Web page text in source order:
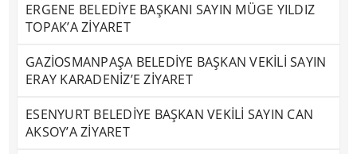
ERGENE BELEDİYE BAŞKANI SAYIN MÜGE YILDIZ
TOPAK’A ZİYARET
GAZİOSMANPAŞA BELEDİYE BAŞKAN VEKİLİ SAYIN
ERAY KARADENİZ’E ZİYARET
ESENYURT BELEDİYE BAŞKAN VEKİLİ SAYIN CAN
AKSOY’A ZİYARET